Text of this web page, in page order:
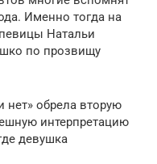
Именно тогда на
Натальи
по прозвищу
нет» обрела вторую
интерпретацию
девушка